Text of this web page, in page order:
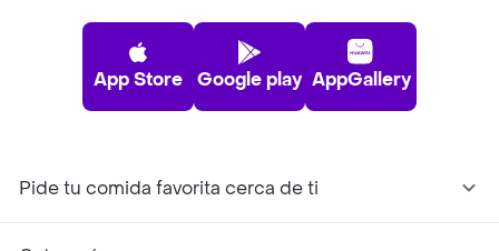
App Store Google play AppGallery
Pide tu comida favorita cerca de ti